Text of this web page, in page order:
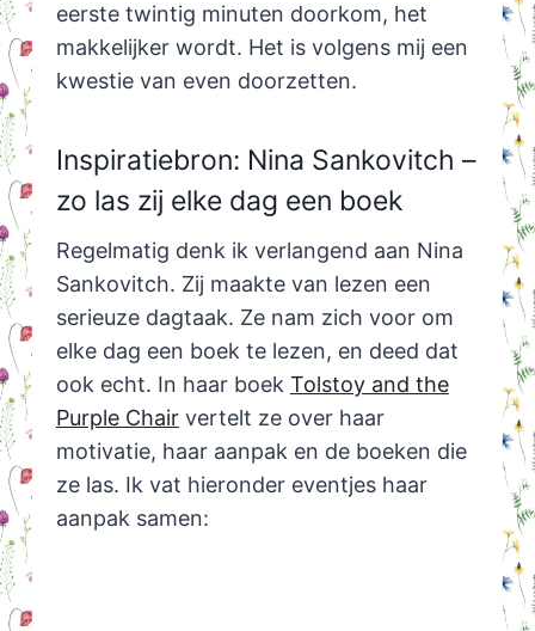
eerste twintig minuten doorkom, het
makkelijker wordt. Het is volgens mij een
kwestie van even doorzetten.
Inspiratiebron: Nina Sankovitch –
zo las zij elke dag een boek
Regelmatig denk ik verlangend aan Nina
Sankovitch. Zij maakte van lezen een
serieuze dagtaak. Ze nam zich voor om
elke dag een boek te lezen, en deed dat
ook echt. In haar boek Tolstoy and the
Purple Chairvertelt ze over haar
motivatie, haar aanpak en de boeken die
ze las. Ik vat hieronder eventjes haar
aanpak samen: